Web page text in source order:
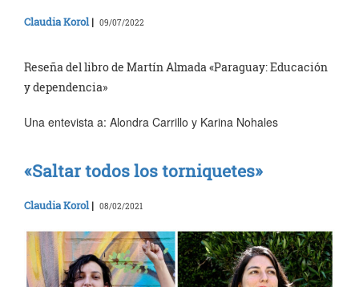
Claudia Korol | 09/07/2022
Reseña del libro de Martín Almada «Paraguay: Educación
y dependencia»
Una entevista a: Alondra Carrillo y Karina Nohales
«Saltar todos los torniquetes»
Claudia Korol | 08/02/2021